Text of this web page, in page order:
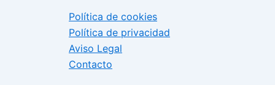
Política de cookies
Política de privacidad
Aviso Legal
Contacto